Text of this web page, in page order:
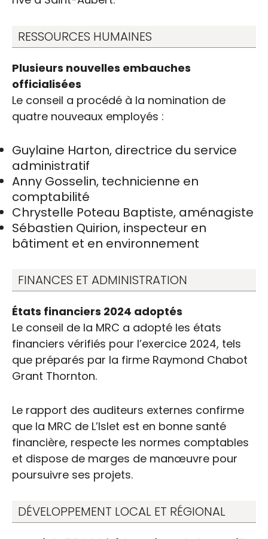
RESSOURCES HUMAINES
Plusieurs nouvelles embauches
officialisées
Le conseil a procédé à la nomination de
quatre nouveaux employés :
Guylaine Harton, directrice du service
administratif
Anny Gosselin, technicienne en
comptabilité
Chrystelle Poteau Baptiste, aménagiste
Sébastien Quirion, inspecteur en
bâtiment et en environnement
FINANCES ET ADMINISTRATION
États financiers 2024 adoptés
Le conseil de la MRC a adopté les états
financiers vérifiés pour l’exercice 2024, tels
que préparés par la firme Raymond Chabot
Grant Thornton.
Le rapport des auditeurs externes confirme
que la MRC de L’Islet est en bonne santé
financière, respecte les normes comptables
et dispose de marges de manœuvre pour
poursuivre ses projets.
DÉVELOPPEMENT LOCAL ET RÉGIONAL